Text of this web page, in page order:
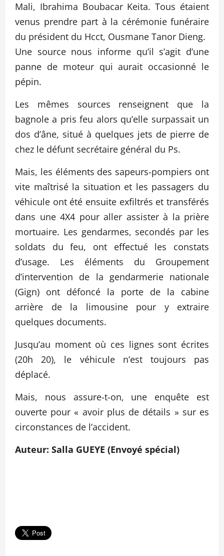
Mali, Ibrahima Boubacar Keita. Tous étaient
venus prendre part à la cérémonie funéraire
du président du Hcct, Ousmane Tanor Dieng.
Une source nous informe qu’il s’agit d’une
panne de moteur qui aurait occasionné le
pépin.
Les mêmes sources renseignent que la
bagnole a pris feu alors qu’elle surpassait un
dos d’âne, situé à quelques jets de pierre de
chez le défunt secrétaire général du Ps.
Mais, les éléments des sapeurs-pompiers ont
vite maîtrisé la situation et les passagers du
véhicule ont été ensuite exfiltrés et transférés
dans une 4X4 pour aller assister à la prière
mortuaire. Les gendarmes, secondés par les
soldats du feu, ont effectué les constats
d’usage. Les éléments du Groupement
d’intervention de la gendarmerie nationale
(Gign) ont défoncé la porte de la cabine
arrière de la limousine pour y extraire
quelques documents.
Jusqu’au moment où ces lignes sont écrites
(20h 20), le véhicule n’est toujours pas
déplacé.
Mais, nous assure-t-on, une enquête est
ouverte pour « avoir plus de détails » sur es
circonstances de l’accident.
Auteur: Salla GUEYE (Envoyé spécial)